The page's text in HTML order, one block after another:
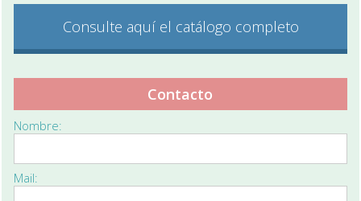
Consulte aquí el catálogo completo
Contacto
Nombre:
Mail: